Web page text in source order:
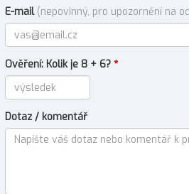
E-mail (nepovinný, pro upozornění na
Ověření: Kolik je 8 + 6? *
Dotaz / komentář